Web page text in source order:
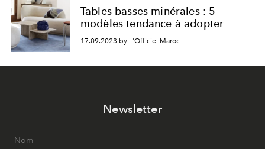
Tables basses minérales : 5
modèles tendance à adopter
17.09.2023 by L'Officiel Maroc
Newsletter